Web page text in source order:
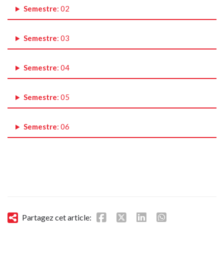
Semestre: 02
Semestre: 03
Semestre: 04
Semestre: 05
Semestre: 06
Partagez cet article: